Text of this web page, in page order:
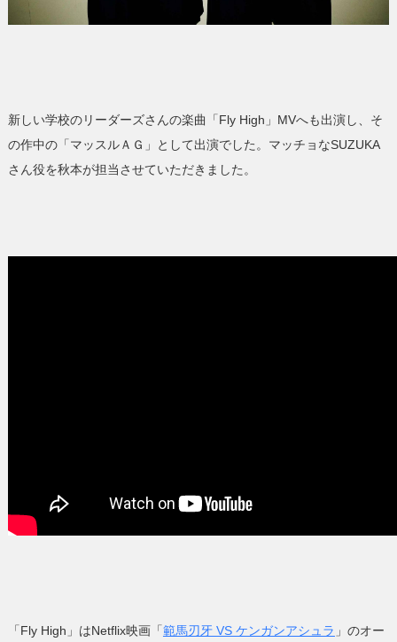
新しい学校のリーダーズさんの楽曲「Fly High」MVへも出演し、そ
の作中の「マッスルＡＧ」として出演でした。マッチョなSUZUKA
さん役を秋本が担当させていただきました。
「Fly High」はNetflix映画「範馬刃牙 VS ケンガンアシュラ 」のオー